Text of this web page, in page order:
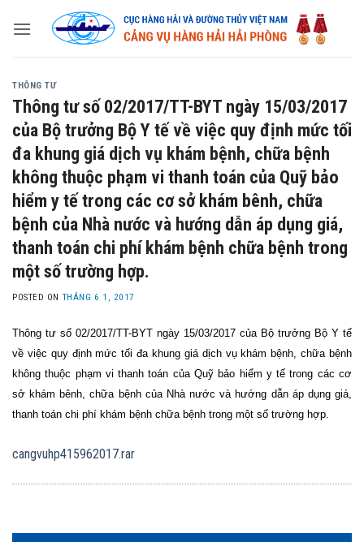
THÔNG TƯ
Thông tư số 02/2017/TT-BYT ngày 15/03/2017
của Bộ trưởng Bộ Y tế về việc quy định mức tối
đa khung giá dịch vụ khám bệnh, chữa bệnh
không thuộc phạm vi thanh toán của Quỹ bảo
hiểm y tế trong các cơ sở khám bênh, chữa
bệnh của Nhà nước và hướng dẫn áp dụng giá,
thanh toán chi phí khám bệnh chữa bệnh trong
một số trường hợp.
POSTED ON THÁNG 6 1, 2017
Thông tư số 02/2017/TT-BYT ngày 15/03/2017 của Bộ trưởng Bộ Y tế
về việc quy định mức tối đa khung giá dịch vụ khám bệnh, chữa bệnh
không thuộc phạm vi thanh toán của Quỹ bảo hiểm y tế trong các cơ
sở khám bênh, chữa bệnh của Nhà nước và hướng dẫn áp dụng giá,
thanh toán chi phí khám bệnh chữa bệnh trong một số trường hợp.
cangvuhp415962017.rar